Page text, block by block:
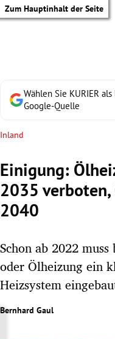
Zum Hauptinhalt der Seite
Untermenü
Untermenü
Untermenü
Wählen Sie KURIER
Google-Quelle
Inland
Einigung:
2035 verboten,
2040
Schon ab 2022
oder Ölheizung ein
Heizsystem
Bernhard Gaul